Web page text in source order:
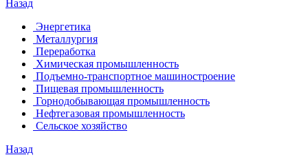
Назад
Энергетика
Металлургия
Переработка
Химическая промышленность
Подъемно-транспортное машиностроение
Пищевая промышленность
Горнодобывающая промышленность
Нефтегазовая промышленность
Сельское хозяйство
Назад